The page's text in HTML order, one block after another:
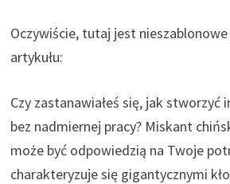
Oczywiście, tutaj jest
artykułu:
Czy zastanawiałeś się, jak stworzyć
bez nadmiernej pracy? Miskant
może być odpowiedzią na Twoje
charakteryzuje się gigantycznymi